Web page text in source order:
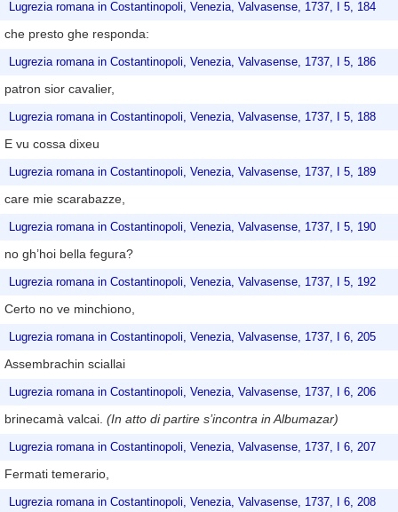
Lugrezia romana in Costantinopoli, Venezia, Valvasense, 1737, I 5, 184
che presto ghe responda:
Lugrezia romana in Costantinopoli, Venezia, Valvasense, 1737, I 5, 186
patron sior cavalier,
Lugrezia romana in Costantinopoli, Venezia, Valvasense, 1737, I 5, 188
E vu cossa dixeu
Lugrezia romana in Costantinopoli, Venezia, Valvasense, 1737, I 5, 189
care mie scarabazze,
Lugrezia romana in Costantinopoli, Venezia, Valvasense, 1737, I 5, 190
no gh’hoi bella fegura?
Lugrezia romana in Costantinopoli, Venezia, Valvasense, 1737, I 5, 192
Certo no ve minchiono,
Lugrezia romana in Costantinopoli, Venezia, Valvasense, 1737, I 6, 205
Assembrachin sciallai
Lugrezia romana in Costantinopoli, Venezia, Valvasense, 1737, I 6, 206
brinecamà valcai. (In atto di partire s’incontra in Albumazar)
Lugrezia romana in Costantinopoli, Venezia, Valvasense, 1737, I 6, 207
Fermati temerario,
Lugrezia romana in Costantinopoli, Venezia, Valvasense, 1737, I 6, 208